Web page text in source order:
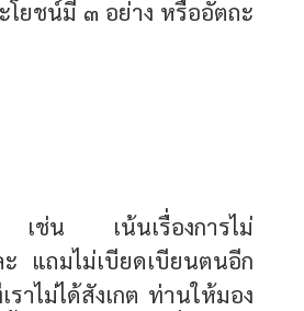
ยชน์มี ๓ อย่าง หรืออัตถะ
เช่น เน้นเรื่องการไม่
แถมไม่เบียดเบียนตนอีก
ไม่ได้สังเกต ท่านให้มอง